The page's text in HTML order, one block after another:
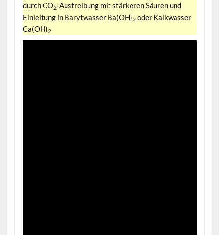
durch CO2-Austreibung mit stärkeren Säuren und
Einleitung in Barytwasser Ba(OH)2oder Kalkwasser
Ca(OH)2